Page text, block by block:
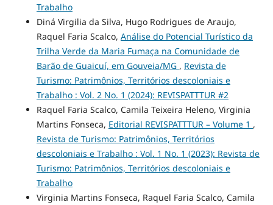
Trabalho
Diná Virgilia da Silva, Hugo Rodrigues de Araujo,
Raquel Faria Scalco, Análise do Potencial Turístico da
Trilha Verde da Maria Fumaça na Comunidade de
Barão de Guaicuí, em Gouveia/MG , Revista de
Turismo: Patrimônios, Territórios descoloniais e
Trabalho : Vol. 2 No. 1 (2024): REVISPATTTUR #2
Raquel Faria Scalco, Camila Teixeira Heleno, Virginia
Martins Fonseca, Editorial REVISPATTTUR – Volume 1 ,
Revista de Turismo: Patrimônios, Territórios
descoloniais e Trabalho : Vol. 1 No. 1 (2023): Revista de
Turismo: Patrimônios, Territórios descoloniais e
Trabalho
Virginia Martins Fonseca, Raquel Faria Scalco, Camila